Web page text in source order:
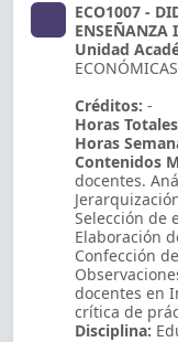
ECO1007 -
ENSEÑANZA
Unidad
Créditos: -
Horas
Horas
Contenidos
docentes.
Selección de
Elaboración
Confección
docentes en
crítica de
Disciplina: